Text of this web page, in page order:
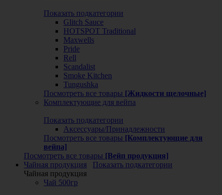
Показать подкатегории
Glitch Sauce
HOTSPOT Traditional
Maxwells
Pride
Rell
Scandalist
Smoke Kitchen
Tungushka
Посмотреть все товары [Жидкости щелочные]
Комплектующие для вейпа
Показать подкатегории
Аксессуары/Принадлежности
Посмотреть все товары [Комплектующие для
вейпа]
Посмотреть все товары [Вейп продукция]
Чайная продукция
Показать подкатегории
Чайная продукция
Чай 500гр